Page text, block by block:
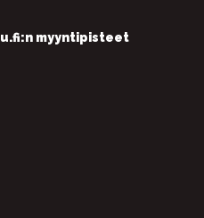
myyntipisteet